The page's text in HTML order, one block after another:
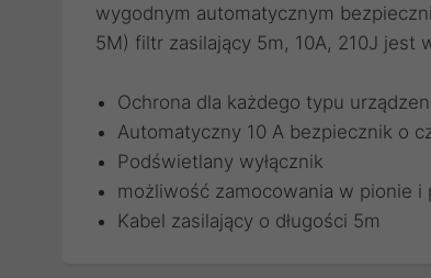
wygodnym automatycznym
5M) filtr zasilający 5m, 10A, 210J jest
Ochrona dla każdego typu
Automatyczny 10 A bezpiecznik o
Podświetlany wyłącznik
możliwość zamocowania w pionie i
Kabel zasilający o długości 5m